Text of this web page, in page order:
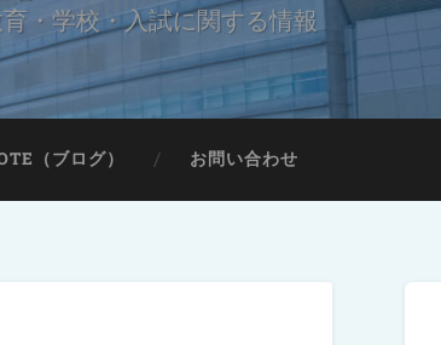
・学校・入試に関する情報
（ブログ） お問い合わせ